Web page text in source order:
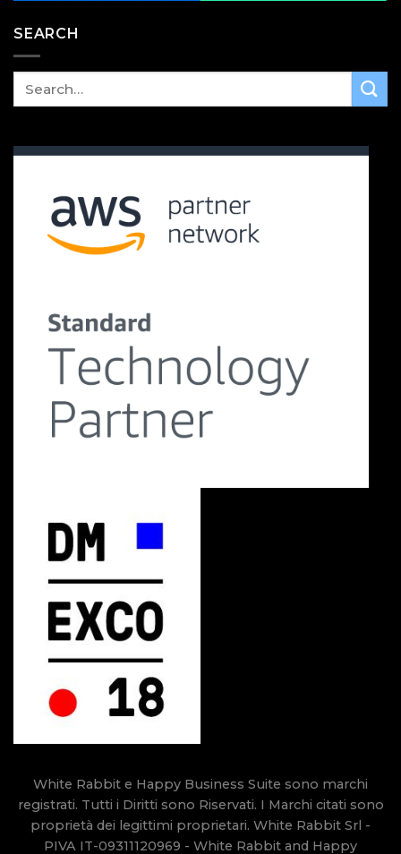
SEARCH
White Rabbit e Happy Business Suite sono marchi
registrati. Tutti i Diritti sono Riservati. I Marchi citati sono
proprietà dei legittimi proprietari. White Rabbit Srl -
PIVA IT-09311120969 - White Rabbit and Happy